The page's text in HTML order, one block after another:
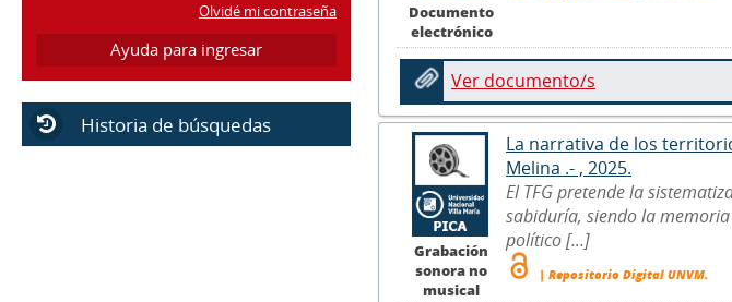
Olvidé mi contraseña
Ayuda para ingresar
Historia de búsquedas
Documento
electrónico
Ver documento/s
Grabación
sonora no
musical
La narrativa de los
Melina .- , 2025.
El TFG pretende la
sabiduría, siendo la
político [...]
| Repositorio Digital UNVM.